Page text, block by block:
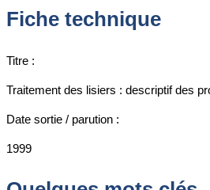
Fiche technique
Titre :
Traitement des lisiers : descriptif des
Date sortie / parution :
1999